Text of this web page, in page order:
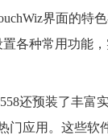
界面的特
各种常用功能，
还预装了丰富
门应用。这些软